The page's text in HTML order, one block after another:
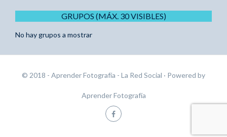
GRUPOS (MÁX. 30 VISIBLES)
No hay grupos a mostrar
© 2018 - Aprender Fotografía - La Red Social · Powered by
Aprender Fotografía